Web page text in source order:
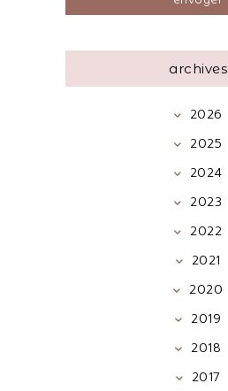
archives
2026
2025
2024
2023
2022
2021
2020
2019
2018
2017